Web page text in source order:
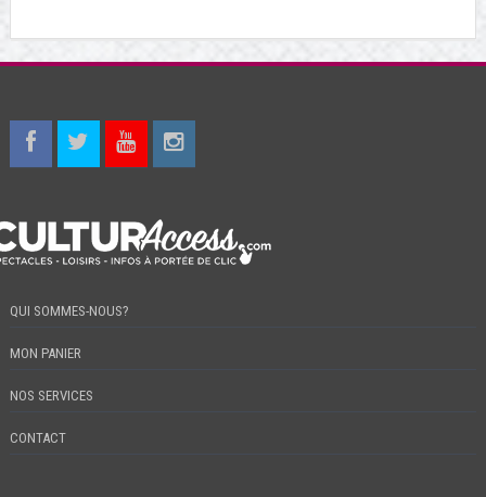
QUI SOMMES-NOUS?
MON PANIER
NOS SERVICES
CONTACT